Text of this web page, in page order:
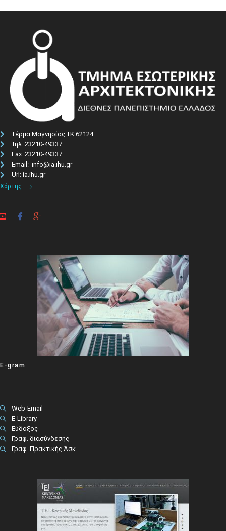
Τέρμα Μαγνησίας ΤΚ 62124
Τηλ: 23210-49337​
Fax: 23210-49337
Email: info@ia.ihu.gr
Url: ia.ihu.gr
Χάρτης
E-gram
Web-Email
E-Library
Εύδοξος
Γραφ. διασύνδεσης
Γραφ. Πρακτικής Άσκ